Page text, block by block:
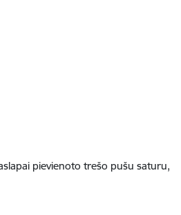
pievienoto trešo pušu saturu,